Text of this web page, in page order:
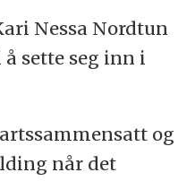
Nessa Nordtun
sette seg inn i
og
når det